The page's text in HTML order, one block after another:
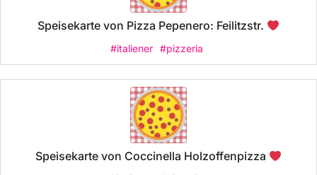
Speisekarte von Pizza Pepenero: Feilitzstr.
#italiener #pizzeria
Speisekarte von Coccinella Holzoffenpizza